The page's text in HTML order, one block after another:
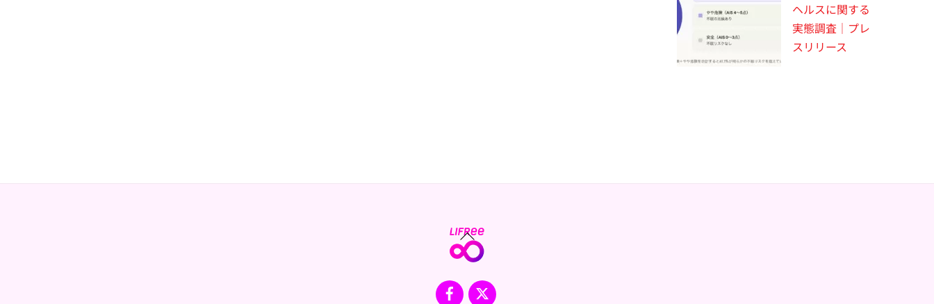
ヘルスに関する
実態調査｜プレ
スリリース
Back
To
Facebook
X